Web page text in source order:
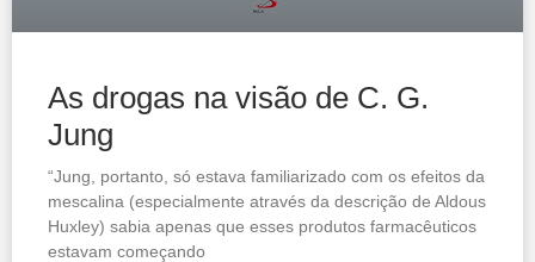
As drogas na visão de C. G.
Jung
“Jung, portanto, só estava familiarizado com os efeitos da
mescalina (especialmente através da descrição de Aldous
Huxley) sabia apenas que esses produtos farmacêuticos
estavam começando